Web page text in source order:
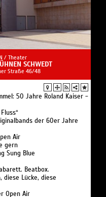
/ Theater
SCHWEDT
Straße 46/48
50 Jahre Roland Kaiser -
der 60er Jahre
Air
gern
Sung Blue
Beatbox.
diese Lücke, diese
Open Air